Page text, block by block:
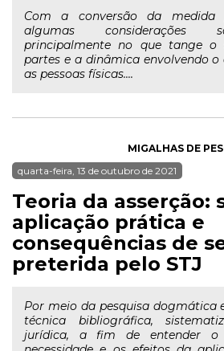
Com a conversão da medida
algumas considerações
principalmente no que tange o
partes e a dinâmica envolvendo o
as pessoas físicas....
MIGALHAS DE
quarta-feira, 13 de outubro de 2021
Teoria da asserção:
aplicação prática e
consequências de
preterida pelo STJ
Por meio da pesquisa dogmática
técnica bibliográfica,
jurídica, a fim de entender o